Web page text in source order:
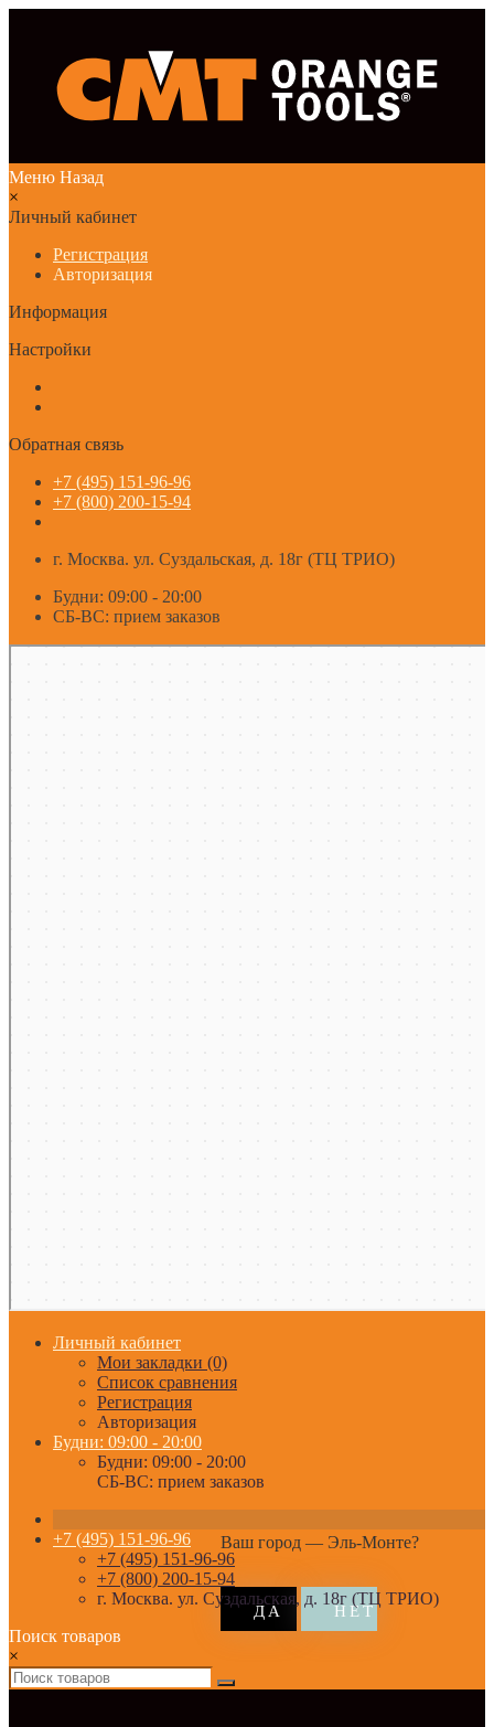
Меню Назад
×
Личный кабинет
Регистрация
Авторизация
Информация
Настройки
Обратная связь
+7 (495) 151-96-96
+7 (800) 200-15-94
г. Москва. ул. Суздальская, д. 18г (ТЦ ТРИО)
Будни: 09:00 - 20:00
СБ-ВС: прием заказов
Личный кабинет
Мои закладки (0)
Список сравнения
Регистрация
Авторизация
Будни: 09:00 - 20:00
Будни: 09:00 - 20:00
СБ-ВС: прием заказов
Ваш город — Эль-Монте?
+7 (495) 151-96-96
+7 (495) 151-96-96
+7 (800) 200-15-94
г. Москва. ул. Суздальская, д. 18г (ТЦ ТРИО)
Поиск товаров
×